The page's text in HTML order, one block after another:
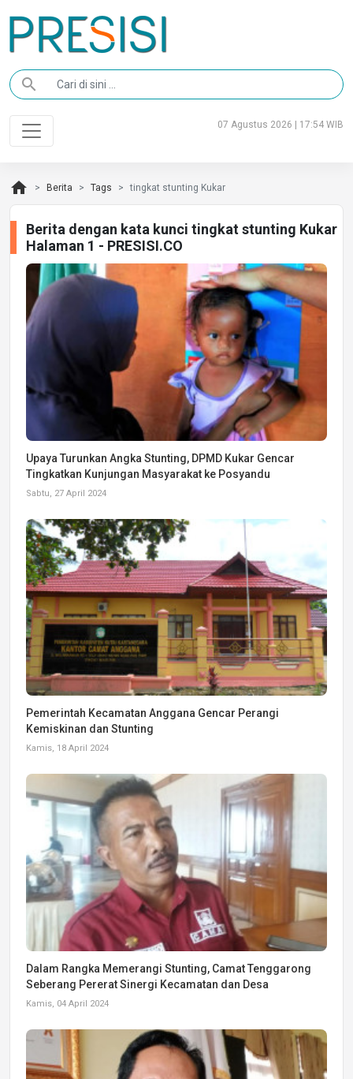
search
07 Agustus 2026 | 17:54 WIB
home Berita Tags tingkat stunting Kukar
Berita dengan kata kunci tingkat stunting Kukar
Halaman 1 - PRESISI.CO
Upaya Turunkan Angka Stunting, DPMD Kukar Gencar
Tingkatkan Kunjungan Masyarakat ke Posyandu
Sabtu, 27 April 2024
Pemerintah Kecamatan Anggana Gencar Perangi
Kemiskinan dan Stunting
Kamis, 18 April 2024
Dalam Rangka Memerangi Stunting, Camat Tenggarong
Seberang Pererat Sinergi Kecamatan dan Desa
Kamis, 04 April 2024